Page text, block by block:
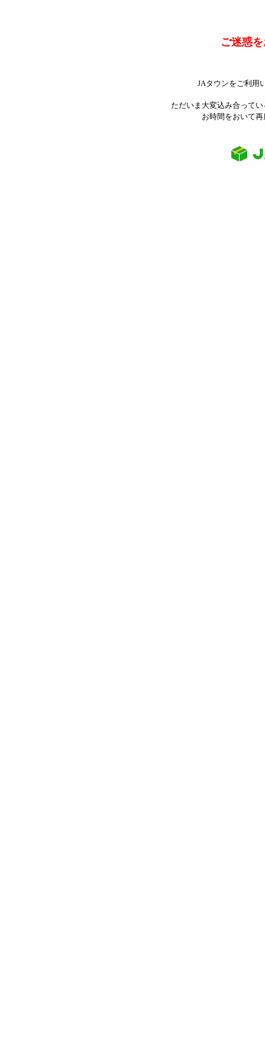
ご迷惑
JAタウンをご利用
ただいま大変込み合って
お時間をおいて